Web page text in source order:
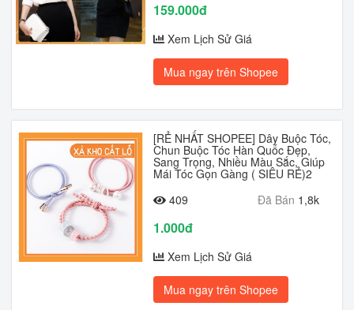
159.000đ
Xem Lịch Sử Giá
Mua ngay trên Shopee
[RẺ NHẤT SHOPEE] Dây Buộc Tóc,
Chun Buộc Tóc Hàn Quốc Đẹp,
Sang Trọng, Nhiều Màu Sắc, Giúp
Mái Tóc Gọn Gàng ( SIÊU RẺ)2
409
Đã Bán 1,8k
1.000đ
Xem Lịch Sử Giá
Mua ngay trên Shopee